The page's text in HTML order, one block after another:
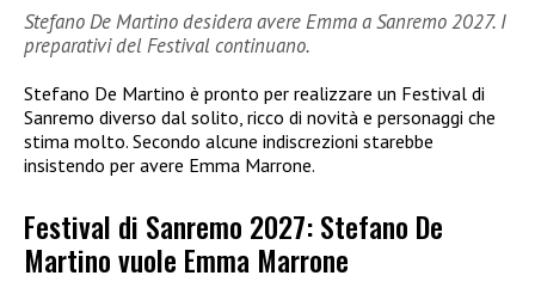
Stefano De Martino desidera avere Emma a Sanremo 2027. I
preparativi del Festival continuano.
Stefano De Martino è pronto per realizzare un Festival di
Sanremo diverso dal solito, ricco di novità e personaggi che
stima molto. Secondo alcune indiscrezioni starebbe
insistendo per avere Emma Marrone.
Festival di Sanremo 2027: Stefano De
Martino vuole Emma Marrone